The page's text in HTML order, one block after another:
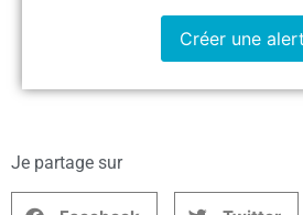
Créer une
Je partage sur